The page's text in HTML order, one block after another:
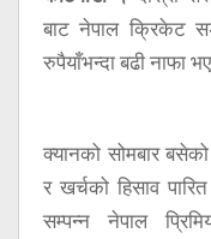
बाट नेपाल क्रिकेट
रुपैयाँभन्दा बढी नाफा
क्यानको सोमबार
र खर्चको हिसाव
सम्पन्न नेपाल